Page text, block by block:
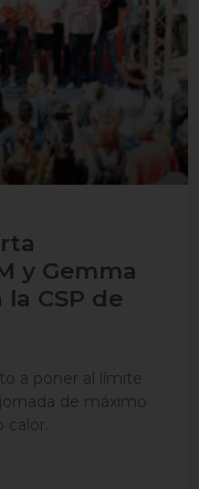
y Gemma
CSP de
a poner al límite
de máximo